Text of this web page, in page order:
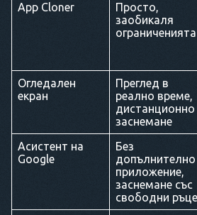
App Cloner
Просто,
заобикаля
ограниченията
Огледален
екран
Преглед в
реално време,
дистанционно
заснемане
Асистент на
Google
Без
допълнително
приложение,
заснемане със
свободни ръце